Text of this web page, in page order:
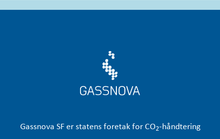
Gassnova SF er statens foretak for CO2-håndtering